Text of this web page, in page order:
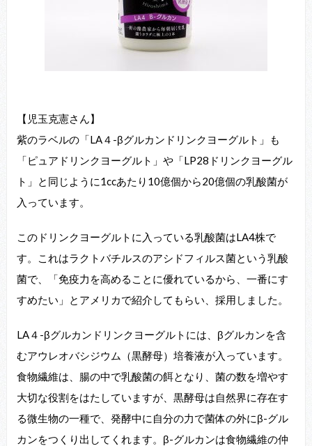
【児玉克憲さん】
紫のラベルの「LA４-βグルカンドリンクヨーグルト」も
「ピュアドリンクヨーグルト」や「LP28ドリンクヨーグル
ト」と同じように1ccあたり10億個から20億個の乳酸菌が
入っています。
このドリンクヨーグルトに入っている乳酸菌はLA4株で
す。これはラクトバチルスのアシドフィルス菌という乳酸
菌で、「免疫力を高めることに優れているから、一番にす
すめたい」とアメリカで紹介してもらい、採用しました。
LA４-βグルカンドリンクヨーグルトには、βグルカンを含
むアウレオバシジウム（黒酵母）培養液が入っています。
食物繊維は、腸の中で乳酸菌の餌となり、菌の数を増やす
大切な役割をはたしていますが、黒酵母は自然界に存在す
る微生物の一種で、発酵中に自分の力で菌体の外にβ-グル
カンをつくり出してくれます。β-グルカンは食物繊維の仲